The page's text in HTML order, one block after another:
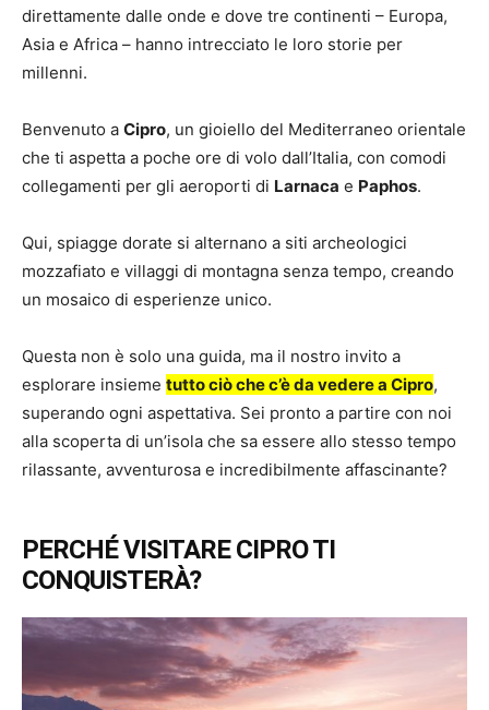
direttamente dalle onde e dove tre continenti – Europa,
Asia e Africa – hanno intrecciato le loro storie per
millenni.
Benvenuto a Cipro, un gioiello del Mediterraneo orientale
che ti aspetta a poche ore di volo dall’Italia, con comodi
collegamenti per gli aeroporti di Larnaca e Paphos.
Qui, spiagge dorate si alternano a siti archeologici
mozzafiato e villaggi di montagna senza tempo, creando
un mosaico di esperienze unico.
Questa non è solo una guida, ma il nostro invito a
esplorare insieme tutto ciò che c’è da vedere a Cipro,
superando ogni aspettativa. Sei pronto a partire con noi
alla scoperta di un’isola che sa essere allo stesso tempo
rilassante, avventurosa e incredibilmente affascinante?
PERCHÉ VISITARE CIPRO TI
CONQUISTERÀ?